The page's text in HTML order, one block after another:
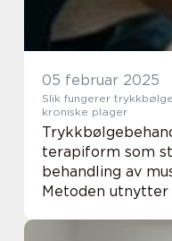
05 februar 2025
Slik fungerer
kroniske plager
terapiform som
behandling av
Metoden